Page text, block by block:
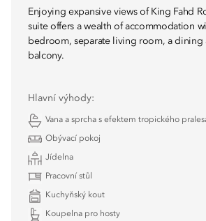
Enjoying expansive views of King Fahd
suite offers a wealth of accommodation
bedroom, separate living room, a dining
balcony.
Hlavní výhody:
Vana a sprcha s efektem tropického
Obývací pokoj
Jídelna
Pracovní stůl
Kuchyňský kout
Koupelna pro hosty